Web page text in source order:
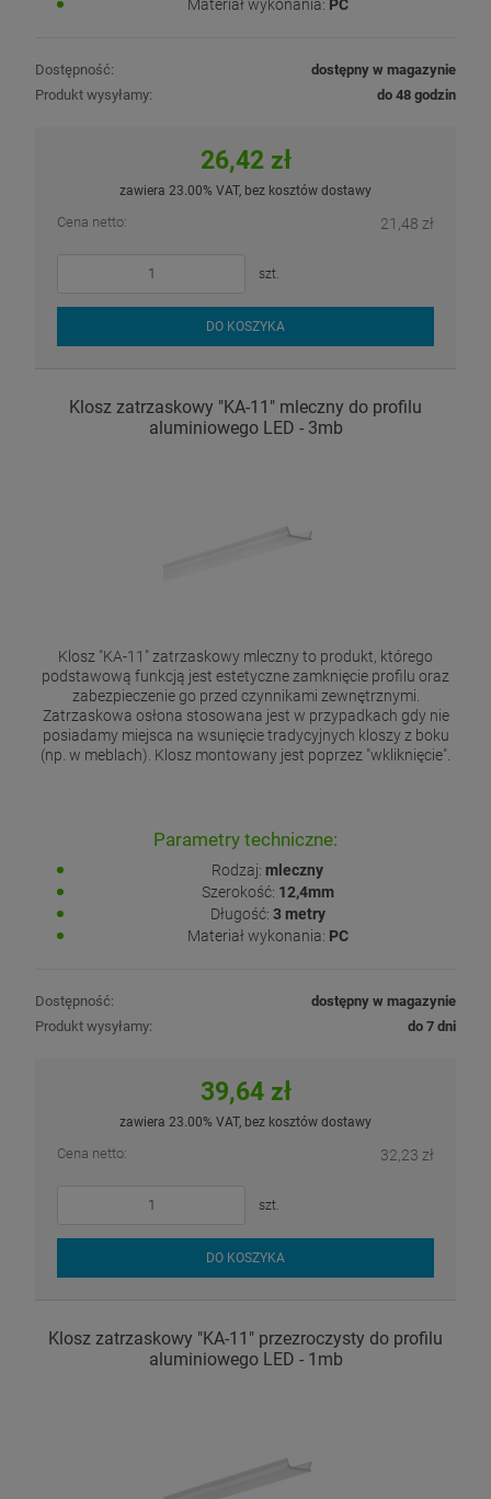
Materiał wykonania: PC
Dostępność:
dostępny w magazynie
Produkt wysyłamy:
do 48 godzin
26,42 zł
zawiera 23.00% VAT, bez kosztów dostawy
Cena netto: 21,48 zł
szt.
DO KOSZYKA
Klosz zatrzaskowy "KA-11" mleczny do profilu
aluminiowego LED - 3mb
Klosz "KA-11" zatrzaskowy mleczny to produkt, którego
podstawową funkcją jest estetyczne zamknięcie profilu oraz
zabezpieczenie go przed czynnikami zewnętrznymi.
Zatrzaskowa osłona stosowana jest w przypadkach gdy nie
posiadamy miejsca na wsunięcie tradycyjnych kloszy z boku
(np. w meblach). Klosz montowany jest poprzez "wkliknięcie".
Parametry techniczne:
Rodzaj: mleczny
Szerokość: 12,4mm
Długość: 3 metry
Materiał wykonania: PC
Dostępność:
dostępny w magazynie
Produkt wysyłamy:
do 7 dni
39,64 zł
zawiera 23.00% VAT, bez kosztów dostawy
Cena netto: 32,23 zł
szt.
DO KOSZYKA
Klosz zatrzaskowy "KA-11" przezroczysty do profilu
aluminiowego LED - 1mb